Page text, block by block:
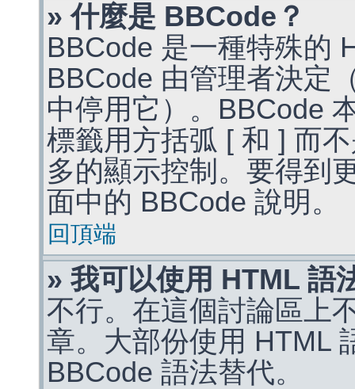
» 什麼是 BBCode？
BBCode 是一種特殊的
BBCode 由管理者決定
中停用它）。BBCode
標籤用方括弧 [ 和 ] 而
多的顯示控制。要得到
面中的 BBCode 說明。
回頂端
» 我可以使用 HTML 語
不行。在這個討論區上
章。大部份使用 HTML
BBCode 語法替代。